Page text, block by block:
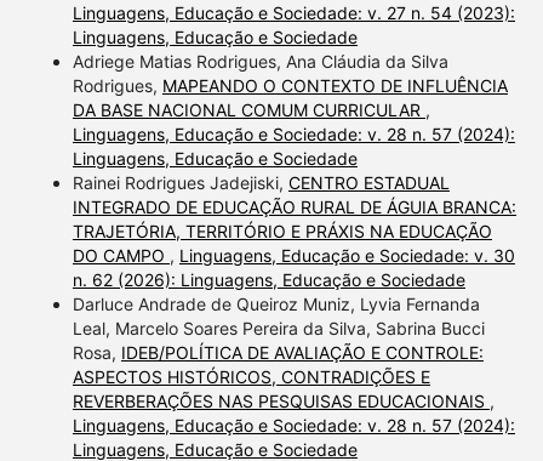
Linguagens, Educação e Sociedade: v. 27 n. 54 (2023):
Linguagens, Educação e Sociedade
Adriege Matias Rodrigues, Ana Cláudia da Silva
Rodrigues, MAPEANDO O CONTEXTO DE INFLUÊNCIA
DA BASE NACIONAL COMUM CURRICULAR ,
Linguagens, Educação e Sociedade: v. 28 n. 57 (2024):
Linguagens, Educação e Sociedade
Rainei Rodrigues Jadejiski, CENTRO ESTADUAL
INTEGRADO DE EDUCAÇÃO RURAL DE ÁGUIA BRANCA:
TRAJETÓRIA, TERRITÓRIO E PRÁXIS NA EDUCAÇÃO
DO CAMPO , Linguagens, Educação e Sociedade: v. 30
n. 62 (2026): Linguagens, Educação e Sociedade
Darluce Andrade de Queiroz Muniz, Lyvia Fernanda
Leal, Marcelo Soares Pereira da Silva, Sabrina Bucci
Rosa, IDEB/POLÍTICA DE AVALIAÇÃO E CONTROLE:
ASPECTOS HISTÓRICOS, CONTRADIÇÕES E
REVERBERAÇÕES NAS PESQUISAS EDUCACIONAIS ,
Linguagens, Educação e Sociedade: v. 28 n. 57 (2024):
Linguagens, Educação e Sociedade